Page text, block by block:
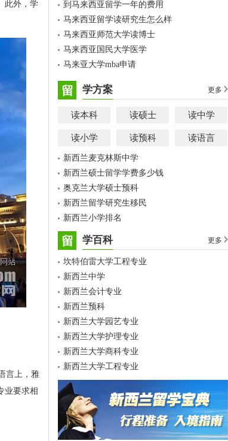
此外，学
言上，雅
业要求相
到马来西亚留学一年的费用
马来西亚留学读研究生怎么样
马来西亚师范大学读博士
马来西亚国民大学医学
马来亚大学mba申请
留 学方案 更多
读本科 读硕士 读中学
读小学 读预科 读语言
新西兰麦克林斯中学
新西兰硕士留学学费多少钱
奥克兰大学硕士预科
新西兰留学研究生移民
新西兰小学排名
留 学百科 更多
坎特伯雷大学工程专业
新西兰中学
新西兰会计专业
新西兰预科
新西兰大学园艺专业
新西兰大学护理专业
新西兰大学商科专业
新西兰大学工程专业